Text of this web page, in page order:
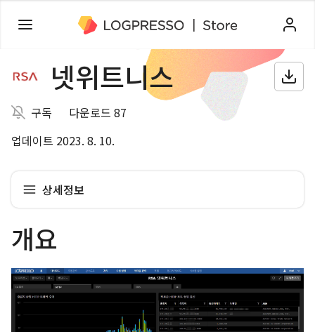
넷위트니스
구독
다운로드 87
업데이트 2023. 8. 10.
상세정보
개요